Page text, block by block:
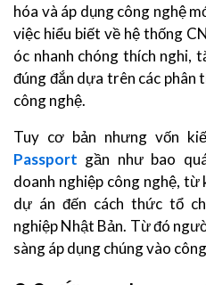
hóa và áp dụng công nghệ
việc hiểu biết về hệ thống
óc nhanh chóng thích nghi,
đúng đắn dựa trên các phân
công nghệ.
Tuy cơ bản nhưng vốn
Passport gần như bao
doanh nghiệp công nghệ,
dự án đến cách thức tổ
nghiệp Nhật Bản. Từ đó
sàng áp dụng chúng vào